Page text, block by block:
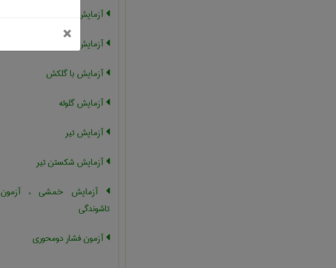
آزمایش خردشدگی
آزمایش اتوکلاو
آزمایش با گلکش
آزمایش گلوله
آزمایش تیر
آزمایش شکستن تیر
آزمایش خمشی ، آزمون
تاشوندگی
آزمون فشار دومحوری
×بستن